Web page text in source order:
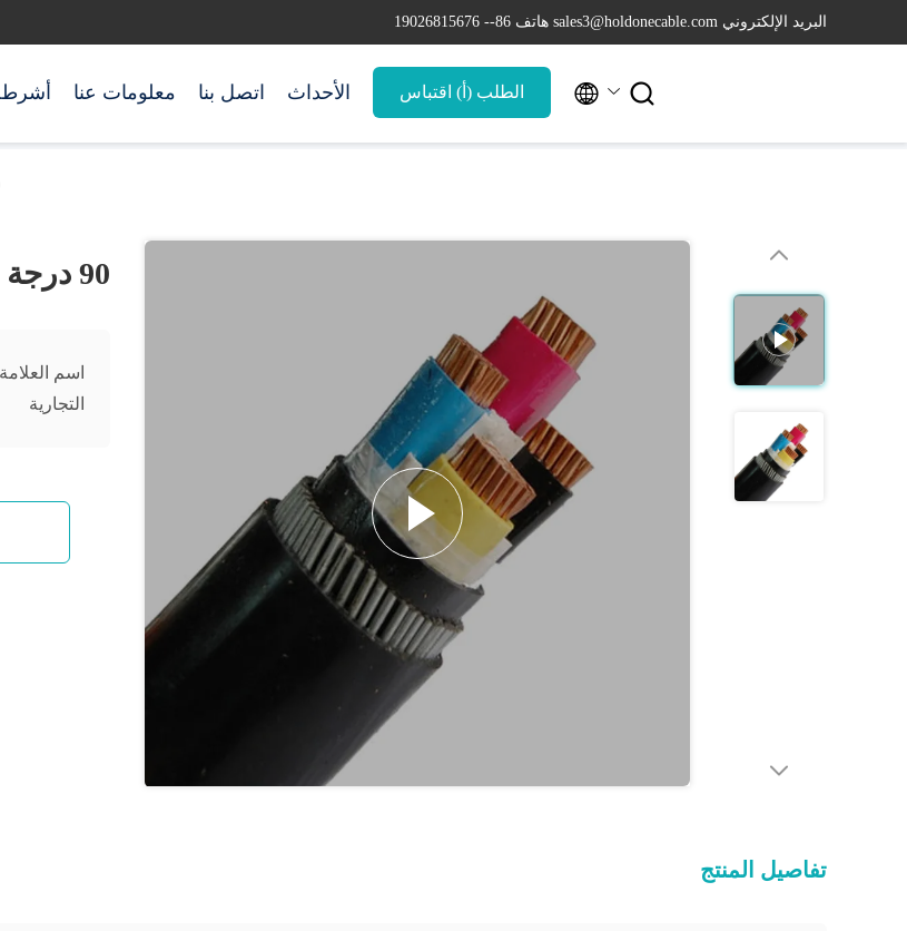
البريد الإلكتروني sales3@holdonecable.com هاتف 86-- 19026815676
معلومات عنا اتصل بنا الأحداث الطلب (أ) اقتباس  
90 درجة 4 كور PVC العزل مثبطات اللهب
اسم العلامة
التجارية
تفاصيل المنتج